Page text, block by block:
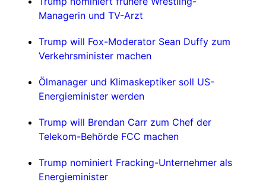
Managerin und TV-Arzt
Trump will Fox-Moderator Sean Duffy zum
Verkehrsminister machen
Ölmanager und Klimaskeptiker soll US-
Energieminister werden
Trump will Brendan Carr zum Chef der
Telekom-Behörde FCC machen
Trump nominiert Fracking-Unternehmer als
Energieminister